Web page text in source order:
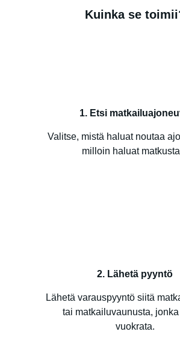
Kuinka se
1. Etsi
Valitse, mistä haluat noutaa
milloin haluat
2. Lähetä pyyntö
Lähetä varauspyyntö siitä
tai matkailuvaunusta,
vuokrata.